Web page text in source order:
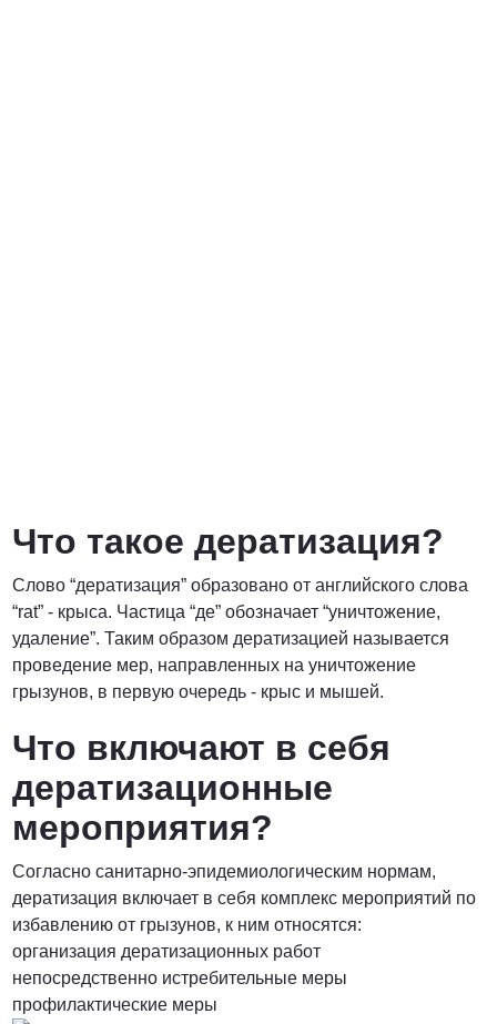
Договорная
ПОЗВОНИТЬ
Что такое дератизация?
Слово “дератизация” образовано от английского слова
“rat” - крыса. Частица “де” обозначает “уничтожение,
удаление”. Таким образом дератизацией называется
проведение мер, направленных на уничтожение
грызунов, в первую очередь - крыс и мышей.
Что включают в себя
дератизационные
мероприятия?
Согласно санитарно-эпидемиологическим нормам,
дератизация включает в себя комплекс мероприятий по
избавлению от грызунов, к ним относятся:
организация дератизационных работ
непосредственно истребительные меры
профилактические меры